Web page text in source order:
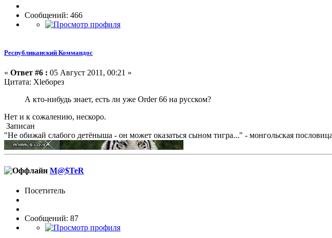
Сообщений: 466
Республиканский Коммандос
« Ответ #6 : 05 Август 2011, 00:21 »
Цитата: Хlеборез
А кто-нибудь знает, есть ли уже Order 66 на русском?
Нет и к сожалению, нескоро.
Записан
"Не обижай слабого детёныша - он может оказаться сыном тигра..." - монгольская
M@$TeR
Посетитель
Сообщений: 87